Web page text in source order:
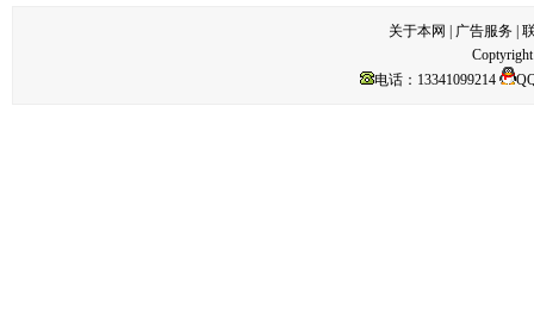
关于本网 广告服务
电话：13341099214